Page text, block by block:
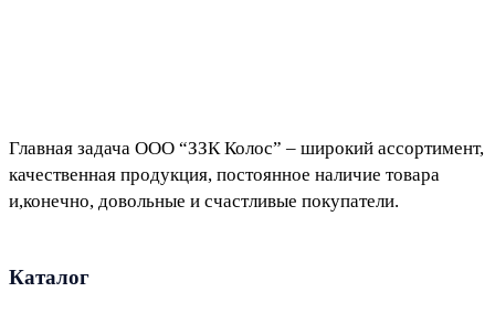
Главная задача ООО “ЗЗК Колос” – широкий ассортимент,
качественная продукция, постоянное наличие товара
и,конечно, довольные и счастливые покупатели.
Каталог